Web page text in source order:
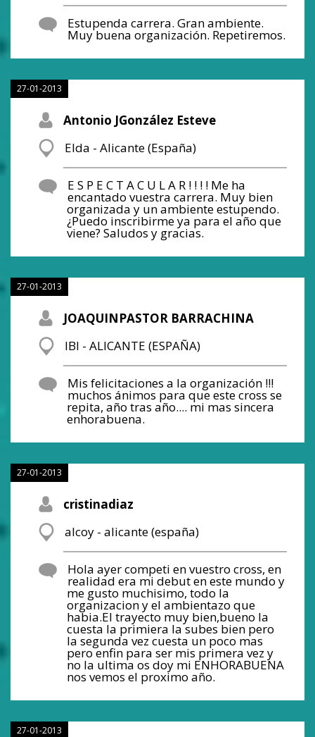
Estupenda carrera. Gran ambiente.
Muy buena organización. Repetiremos.
27-01-2013
Antonio JGonzález Esteve
Elda - Alicante (España)
E S P E C T A C U L A R ! ! ! ! Me ha
encantado vuestra carrera. Muy bien
organizada y un ambiente estupendo.
¿Puedo inscribirme ya para el año que
viene? Saludos y gracias.
27-01-2013
JOAQUINPASTOR BARRACHINA
IBI - ALICANTE (ESPAÑA)
Mis felicitaciones a la organización !!!
muchos ánimos para que este cross se
repita, año tras año.... mi mas sincera
enhorabuena.
27-01-2013
cristinadiaz
alcoy - alicante (españa)
Hola ayer competi en vuestro cross, en
realidad era mi debut en este mundo y
me gusto muchisimo, todo la
organizacion y el ambientazo que
habia.El trayecto muy bien,bueno la
cuesta la primiera la subes bien pero
la segunda vez cuesta un poco mas
pero enfin para ser mis primera vez y
no la ultima os doy mi ENHORABUENA
nos vemos el proximo año.
27-01-2013